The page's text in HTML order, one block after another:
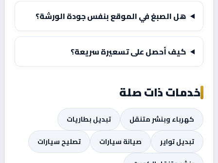
هل الصبغ في الموقع بنفس جودة الورشة؟
كيف أحصل على تسعيرة سريعة؟
خدمات ذات صلة
كهرباء وبنشر متنقل
تبديل بطاريات
تبديل تواير
صيانة سيارات
تصليح سيارات